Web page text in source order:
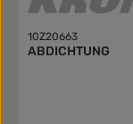
10Z20663
ABDICHTUNG